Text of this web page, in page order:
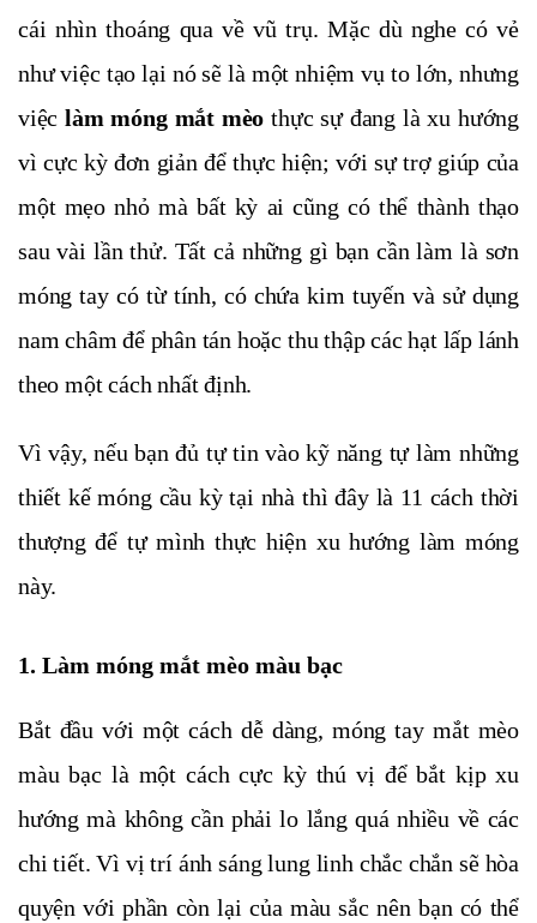
cái nhìn thoáng qua về vũ trụ. Mặc dù nghe có vẻ
như việc tạo lại nó sẽ là một nhiệm vụ to lớn, nhưng
việclàm móng mắt mèo thực sự đang là xu hướng
vì cực kỳ đơn giản để thực hiện; với sự trợ giúp của
một mẹo nhỏ mà bất kỳ ai cũng có thể thành thạo
sau vài lần thử. Tất cả những gì bạn cần làm là sơn
móng tay có từ tính, có chứa kim tuyến và sử dụng
nam châm để phân tán hoặc thu thập các hạt lấp lánh
theo một cách nhất định.
Vì vậy, nếu bạn đủ tự tin vào kỹ năng tự làm những
thiết kế móng cầu kỳ tại nhà thì đây là 11 cách thời
thượng để tự mình thực hiện xu hướng làm móng
này.
1. Làm móng mắt mèo màu bạc
Bắt đầu với một cách dễ dàng, móng tay mắt mèo
màu bạc là một cách cực kỳ thú vị để bắt kịp xu
hướng mà không cần phải lo lắng quá nhiều về các
chi tiết. Vì vị trí ánh sáng lung linh chắc chắn sẽ hòa
quyện với phần còn lại của màu sắc nên bạn có thể